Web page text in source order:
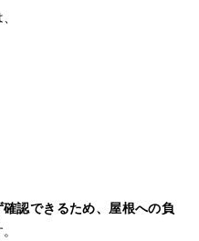
確認できるため、屋根への負